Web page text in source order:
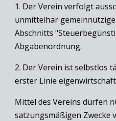
1. Der Verein verfolgt
unmittelhar gemeinnützige
Abschnitts
Abgabenordnung.
2. Der Verein ist selbstlos
erster Linie
Mittel des Vereins dürfen
satzungsmäßigen Zwecke